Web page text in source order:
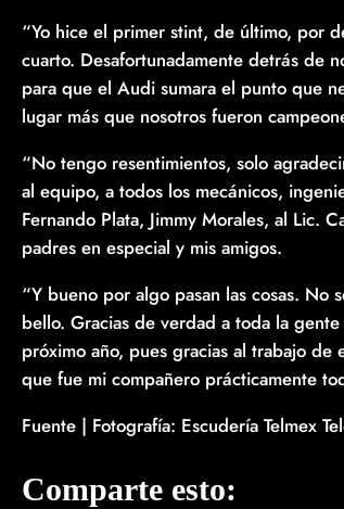
“Yo hice el primer stint, de último, por
cuarto. Desafortunadamente detrás de
para que el Audi sumara el punto que
lugar más que nosotros fueron
“No tengo resentimientos, solo
al equipo, a todos los mecánicos,
Fernando Plata, Jimmy Morales, al Lic.
padres en especial y mis amigos.
“Y bueno por algo pasan las cosas.
bello. Gracias de verdad a toda la
próximo año, pues gracias al trabajo de
que fue mi compañero prácticamente
Fuente | Fotografía: Escudería Telmex
Comparte esto: